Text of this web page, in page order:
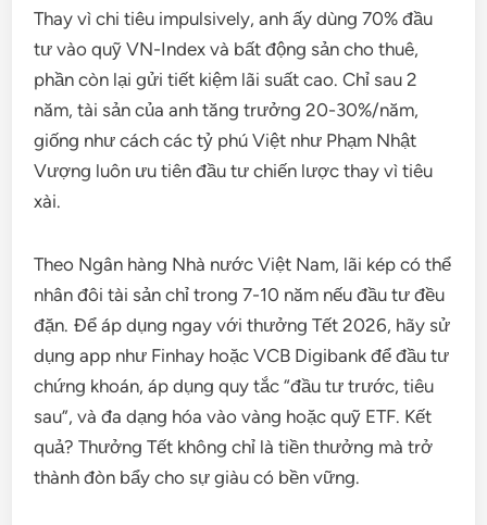
Thay vì chi tiêu impulsively, anh ấy dùng 70% đầu
tư vào quỹ VN-Index và bất động sản cho thuê,
phần còn lại gửi tiết kiệm lãi suất cao. Chỉ sau 2
năm, tài sản của anh tăng trưởng 20-30%/năm,
giống như cách các tỷ phú Việt như Phạm Nhật
Vượng luôn ưu tiên đầu tư chiến lược thay vì tiêu
xài.
Theo Ngân hàng Nhà nước Việt Nam, lãi kép có thể
nhân đôi tài sản chỉ trong 7-10 năm nếu đầu tư đều
đặn. Để áp dụng ngay với thưởng Tết 2026, hãy sử
dụng app như Finhay hoặc VCB Digibank để đầu tư
chứng khoán, áp dụng quy tắc “đầu tư trước, tiêu
sau”, và đa dạng hóa vào vàng hoặc quỹ ETF. Kết
quả? Thưởng Tết không chỉ là tiền thưởng mà trở
thành đòn bẩy cho sự giàu có bền vững.